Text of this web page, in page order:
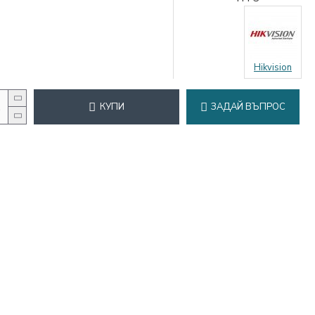
Hikvision
КУПИ ЗАДАЙ ВЪПРОС